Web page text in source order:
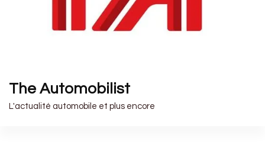
The Automobilist
L'actualité automobile et plus encore